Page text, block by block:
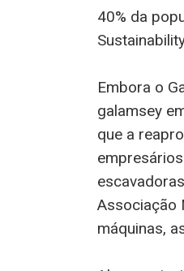
40% da
Embora o
galamsey
que a
Associação
máquinas,